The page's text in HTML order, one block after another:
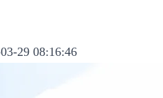
29 08:16:46